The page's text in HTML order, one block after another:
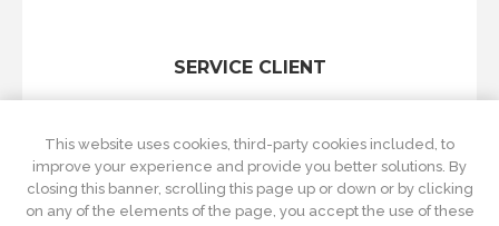
SERVICE CLIENT
Nouveautés
Récemment vus
This website uses cookies, third-party cookies included, to
improve your experience and provide you better solutions. By
closing this banner, scrolling this page up or down or by clicking
on any of the elements of the page, you accept the use of these